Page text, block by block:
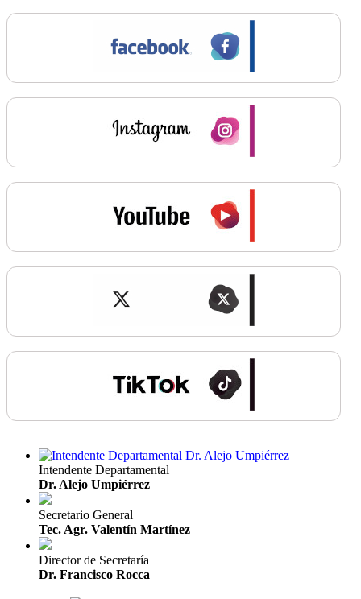
Intendente Departamental
Dr. Alejo Umpiérrez
Secretario General
Tec. Agr. Valentín Martínez
Director de Secretaría
Dr. Francisco Rocca